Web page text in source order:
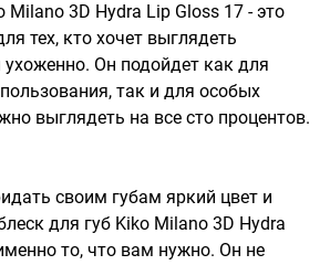
Milano 3D Hydra Lip Gloss 17 - это
тех, кто хочет выглядеть
ухоженно. Он подойдет как для
так и для особых
выглядеть на все сто процентов.
своим губам яркий цвет и
для губ Kiko Milano 3D Hydra
то, что вам нужно. Он не